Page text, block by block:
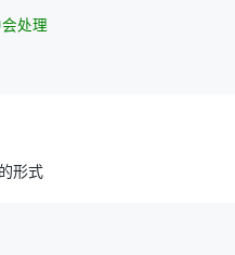
处理
形式